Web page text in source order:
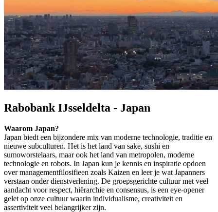
Rabobank IJsseldelta - Japan
Waarom Japan?
Japan biedt een bijzondere mix van moderne technologie, traditie en
nieuwe subculturen. Het is het land van sake, sushi en
sumoworstelaars, maar ook het land van metropolen, moderne
technologie en robots. In Japan kun je kennis en inspiratie opdoen
over managementfilosifieen zoals Kaizen en leer je wat Japanners
verstaan onder dienstverlening. De groepsgerichte cultuur met veel
aandacht voor respect, hiërarchie en consensus, is een eye-opener
gelet op onze cultuur waarin individualisme, creativiteit en
assertiviteit veel belangrijker zijn.